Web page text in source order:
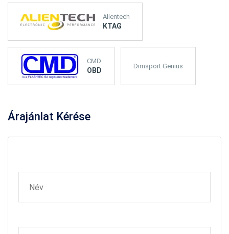
Alientech
KTAG
CMD
OBD
Dimsport Genius
Árajánlat Kérése